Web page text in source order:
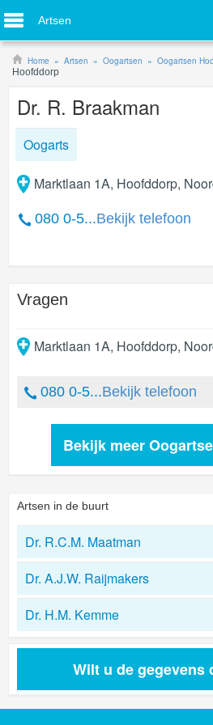
Artsen
Home Artsen Oogartsen Oogartsen
Hoofddorp
Dr. R. Braakman
Oogarts
Marktlaan 1A, Hoofddorp,
080 0-5...Bekijk telefoon
Vragen
Marktlaan 1A, Hoofddorp,
080 0-5...Bekijk telefoon
Bekijk meer
Artsen in de buurt
Dr. R.C.M. Maatman
Dr. A.J.W. Raijmakers
Dr. H.M. Kemme
Wilt u de gegevens